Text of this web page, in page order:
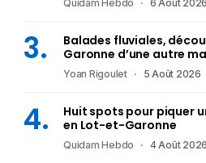
Quidam Hebdo 6 Août 2026
Balades fluviales,
Garonne d’une autre
Yoan Rigoulet 5 Août 2026
Huit spots pour piquer
en Lot-et-Garonne
Quidam Hebdo 4 Août 2026